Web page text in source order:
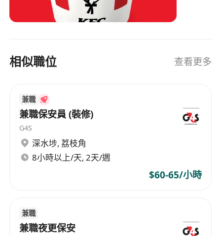
相似職位 查看更多
兼職
兼職保安員 (裝修)
G4S
深水埗, 荔枝角
8小時以上/天, 2天/週
$60-65/小時
兼職
兼職夜更保安